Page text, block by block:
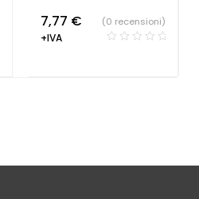
7,77 €
+IVA
(0 recensioni)